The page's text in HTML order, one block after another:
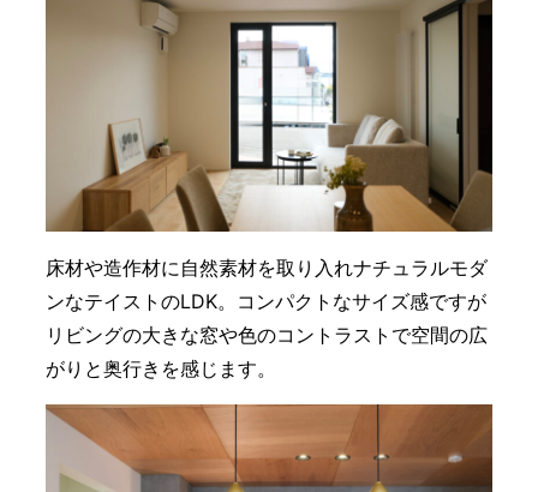
床材や造作材に自然素材を取り入れナチュラルモダ
ンなテイストのLDK。コンパクトなサイズ感ですが
リビングの大きな窓や色のコントラストで空間の広
がりと奥行きを感じます。